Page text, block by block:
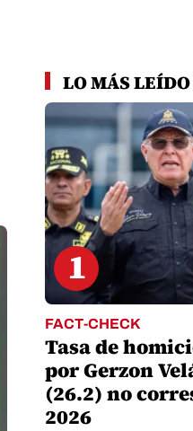
LO MÁS
1
FACT-CHECK
Tasa de
por Gerzon
(26.2) no
2026